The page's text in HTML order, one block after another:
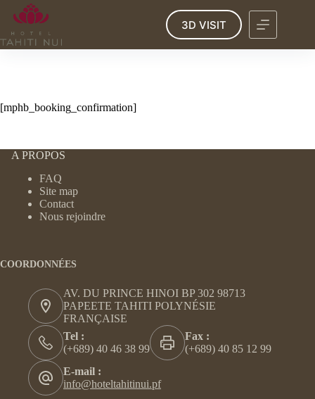
Passer
contenu
3D VISIT
[mphb_booking_confirmation]
A PROPOS
FAQ
Site map
Contact
Nous rejoindre
COORDONNÉES
AV. DU PRINCE HINOI BP 302 98713
PAPEETE TAHITI POLYNÉSIE
FRANÇAISE
Tel :
(+689) 40 46 38 99
Fax :
(+689) 40 85 12 99
E-mail :
info@hoteltahitinui.pf